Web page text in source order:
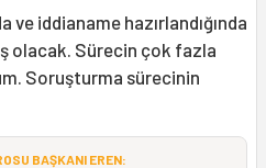
ve iddianame hazırlandığında
olacak. Sürecin çok fazla
Soruşturma sürecinin
BAŞKANI EREN: